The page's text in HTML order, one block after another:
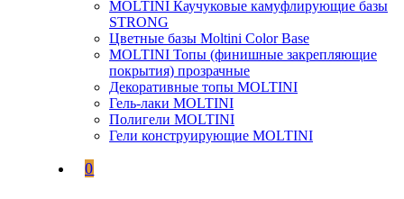
MOLTINI Каучуковые камуфлирующие базы
STRONG
Цветные базы Moltini Color Base
MOLTINI Топы (финишные закрепляющие
покрытия) прозрачные
Декоративные топы MOLTINI
Гель-лаки MOLTINI
Полигели MOLTINI
Гели конструирующие MOLTINI
0